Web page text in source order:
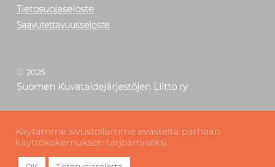
Tietosuojaseloste
Saavutettavuusseloste
© 2025
Suomen Kuvataidejärjestöjen Liitto ry
Etsi
Käytämme sivustollamme evästeitä parhaan
käyttökokemuksen tarjoamiseksi.